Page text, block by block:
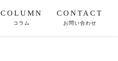
COLUMN
コラム
CONTACT
お問い合わせ